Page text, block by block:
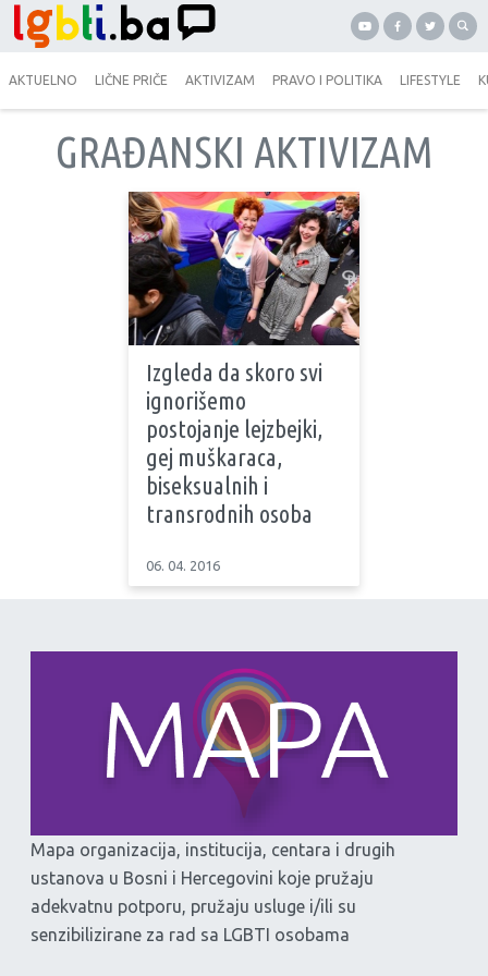
AKTUELNO LIČNE PRIČE AKTIVIZAM PRAVO I POLITIKA LIFESTYLE
GRAĐANSKI AKTIVIZAM
Izgleda da skoro svi
ignorišemo
postojanje lejzbejki,
gej muškaraca,
biseksualnih i
transrodnih osoba
06. 04. 2016
Mapa organizacija, institucija, centara i drugih
ustanova u Bosni i Hercegovini koje pružaju
adekvatnu potporu, pružaju usluge i/ili su
senzibilizirane za rad sa LGBTI osobama